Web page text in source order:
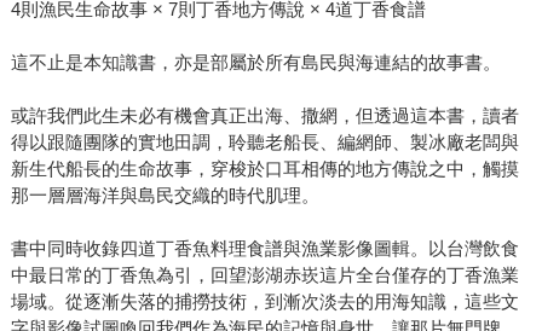
4則漁民生命故事 × 7則丁香地方傳說 × 4道丁香食譜
這不止是本知識書，亦是部屬於所有島民與海連結的故事書。
或許我們此生未必有機會真正出海、撒網，但透過這本書，讀者
得以跟隨團隊的實地田調，聆聽老船長、編網師、製冰廠老闆與
新生代船長的生命故事，穿梭於口耳相傳的地方傳說之中，觸摸
那一層層海洋與島民交織的時代肌理。
書中同時收錄四道丁香魚料理食譜與漁業影像圖輯。以台灣飲食
中最日常的丁香魚為引，回望澎湖赤崁這片全台僅存的丁香漁業
場域。從逐漸失落的捕撈技術，到漸次淡去的用海知識，這些文